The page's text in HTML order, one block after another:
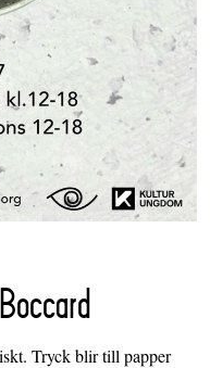
Tryck blir till papper